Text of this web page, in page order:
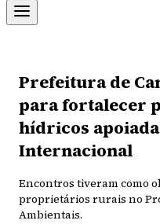
Prefeitura de
para fortalecer
hídricos
Internacional
Encontros tiveram como
proprietários rurais no
Ambientais.